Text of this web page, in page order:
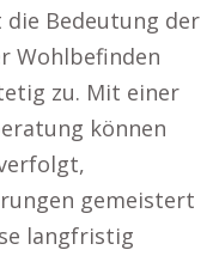
Bedeutung der
Wohlbefinden
zu. Mit einer
können
gemeistert
langfristig